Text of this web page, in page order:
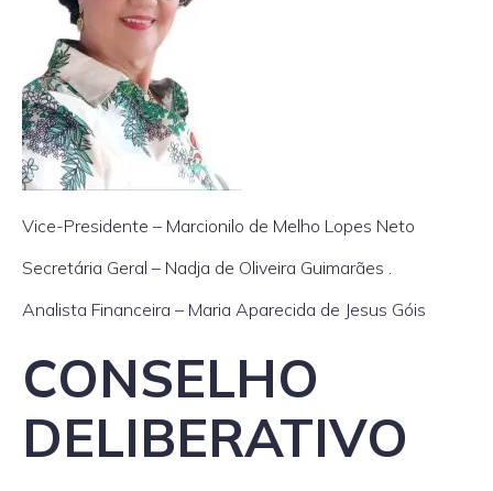
Vice-Presidente – Marcionilo de Melho Lopes Neto
Secretária Geral – Nadja de Oliveira Guimarães .
Analista Financeira – Maria Aparecida de Jesus Góis
CONSELHO
DELIBERATIVO